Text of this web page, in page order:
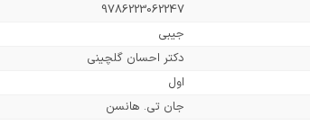
9786223062247
جیبی
دکتر احسان گلچینی
اول
جان تی. هانسن